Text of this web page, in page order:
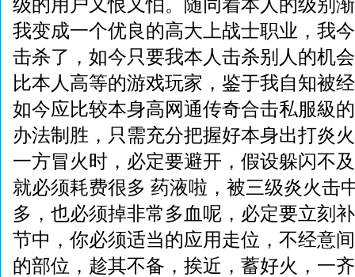
级的用户又恨又怕。随同着本人的级别
我变成一个优良的高大上战士职业，我
击杀了，如今只要我本人击杀别人的机
比本人高等的游戏玩家，鉴于我自知被
如今应比较本身高网通传奇合击私服級
办法制胜，只需充分把握好本身出打炎
一方冒火时，必定要避开，假设躲闪不
就必须耗费很多 药液啦，被三级炎火击
多，也必须掉非常多血呢，必定要立刻
节中，你必须适当的应用走位，不经意
的部位，趁其不备，挨近，蓄好火，一